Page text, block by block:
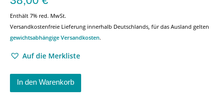
Enthält 7% red. MwSt.
Versandkostenfreie Lieferung innerhalb Deutschlands, für das Ausland gelten
gewichtsabhängige Versandkosten.
Auf die Merkliste
In den Warenkorb